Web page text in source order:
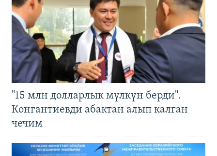
"15 млн долларлык мүлкүн берди".
Конгантиевди абактан алып калган
чечим